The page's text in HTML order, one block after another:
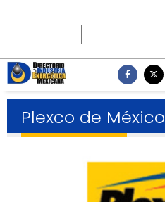
Plexco de México